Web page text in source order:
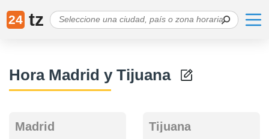
24 tz
Hora Madrid y Tijuana
Madrid Tijuana